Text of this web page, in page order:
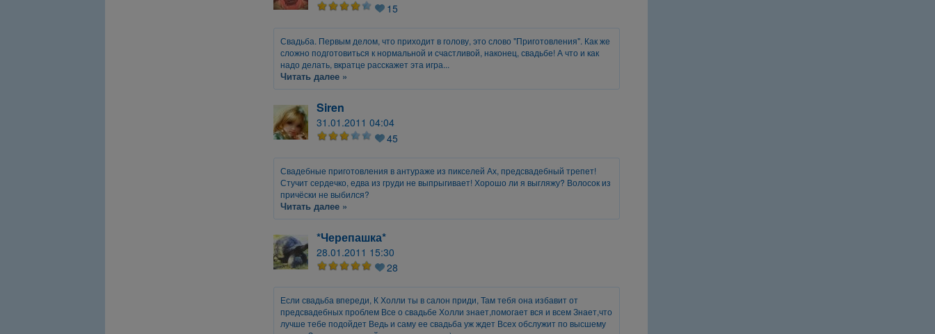
15
Свадьба. Первым делом, что приходит в голову, это слово "Приготовления". Как же
сложно подготовиться к нормальной и счастливой, наконец, свадьбе! А что и как
надо делать, вкратце расскажет эта игра...
Читать далее »
Siren
31.01.2011 04:04
45
Свадебные приготовления в антураже из пикселей Ах, предсвадебный трепет!
Стучит сердечко, едва из груди не выпрыгивает! Хорошо ли я выгляжу? Волосок из
причёски не выбился?
Читать далее »
*Черепашка*
28.01.2011 15:30
28
Если свадьба впереди, К Холли ты в салон приди, Там тебя она избавит от
предсвадебных проблем Все о свадьбе Холли знает,помогает вся и всем Знает,что
лучше тебе подойдет Ведь и саму ее свадьба уж ждет Всех обслужит по высшему